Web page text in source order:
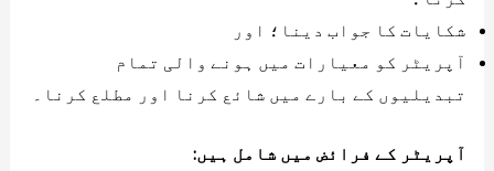
شکایات کا جواب دینا؛ اور
آپریٹر کو معیارات میں ہونے والی تمام
تبدیلیوں کے بارے میں شائع کرنا اور مطلع کرنا۔
آپریٹر کے فرائض میں شامل ہیں: